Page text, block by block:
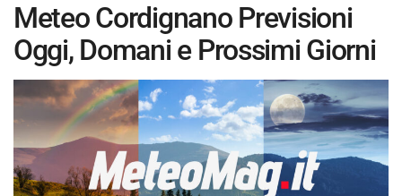
Meteo Cordignano Previsioni
Oggi, Domani e Prossimi Giorni